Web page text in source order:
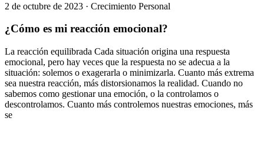
2 de octubre de 2023 · Crecimiento Personal
¿Cómo es mi reacción emocional?
La reacción equilibrada Cada situación origina una respuesta
emocional, pero hay veces que la respuesta no se adecua a la
situación: solemos o exagerarla o minimizarla. Cuanto más extrema
sea nuestra reacción, más distorsionamos la realidad. Cuando no
sabemos como gestionar una emoción, o la controlamos o
descontrolamos. Cuanto más controlemos nuestras emociones, más
se